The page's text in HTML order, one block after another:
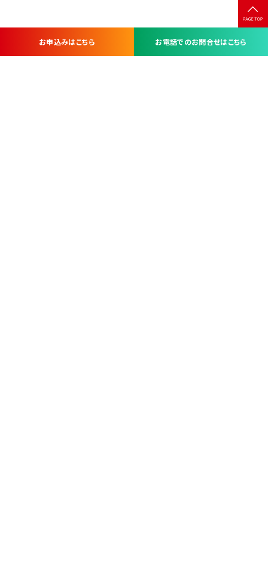
お申込みはこちら お電話でのお問合せはこちら